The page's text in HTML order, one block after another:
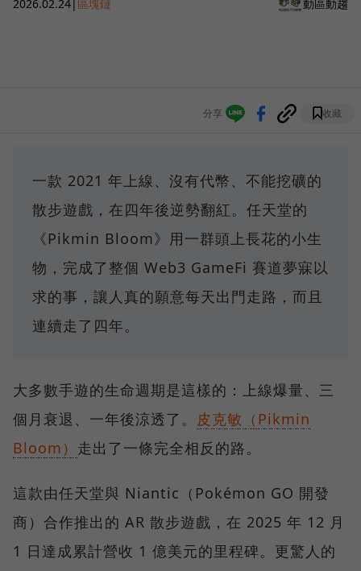
2026.02.24| 區塊鏈 動區動趨
分享 收藏
一款 2021 年上線、沒有代幣、不能挖礦的
散步遊戲，在四年後逆勢翻紅。任天堂的
《Pikmin Bloom》用一群頭上長花的小生
物，完成了整個 Web3 GameFi 賽道夢寐以
求的事，讓人真的願意每天出門走路，而且
連續走了四年。
大多數手遊的生命週期是這樣的：上線爆量、三
個月衰退、一年後涼透了。 皮克敏（Pikmin
Bloom） 走出了一條完全相反的路。
這款由任天堂與 Niantic（Pokémon GO 開發
商）合作推出的 AR 散步遊戲，在 2025 年 12 月
1 日達成累計營收 1 億美元的里程碑。更驚人的